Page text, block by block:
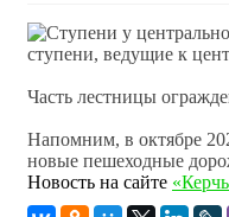
ступени, ведущие к
Часть лестницы
Напомним, в октябре
новые пешеходные
Новость на сайте